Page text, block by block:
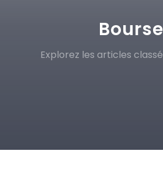
Bourse
Explorez les articles